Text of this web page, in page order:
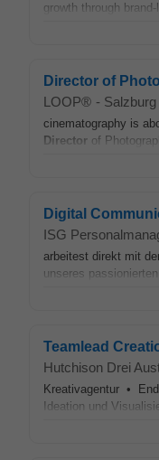
growth through
Director of
LOOP® - Salzburg
cinematography is
Director of
Digital
ISG
arbeitest direkt mit
unseres
Teamlead
Hutchison Drei
Kreativagentur •
Ideation und